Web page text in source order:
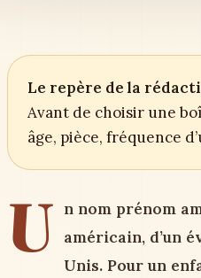
Le repère de la
Avant de choisir une
âge, pièce, fréquence
U n nom prénom
américain, d’un
Unis. Pour un